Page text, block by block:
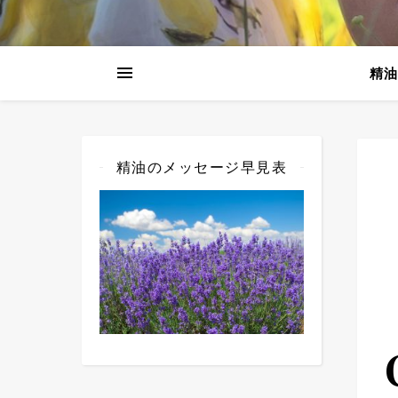
精
精油のメッセージ早見表